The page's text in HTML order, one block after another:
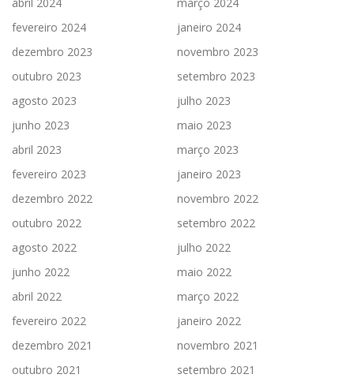
fevereiro 2024
janeiro 2024
dezembro 2023
novembro 2023
outubro 2023
setembro 2023
agosto 2023
julho 2023
junho 2023
maio 2023
abril 2023
março 2023
fevereiro 2023
janeiro 2023
dezembro 2022
novembro 2022
outubro 2022
setembro 2022
agosto 2022
julho 2022
junho 2022
maio 2022
abril 2022
março 2022
fevereiro 2022
janeiro 2022
dezembro 2021
novembro 2021
outubro 2021
setembro 2021